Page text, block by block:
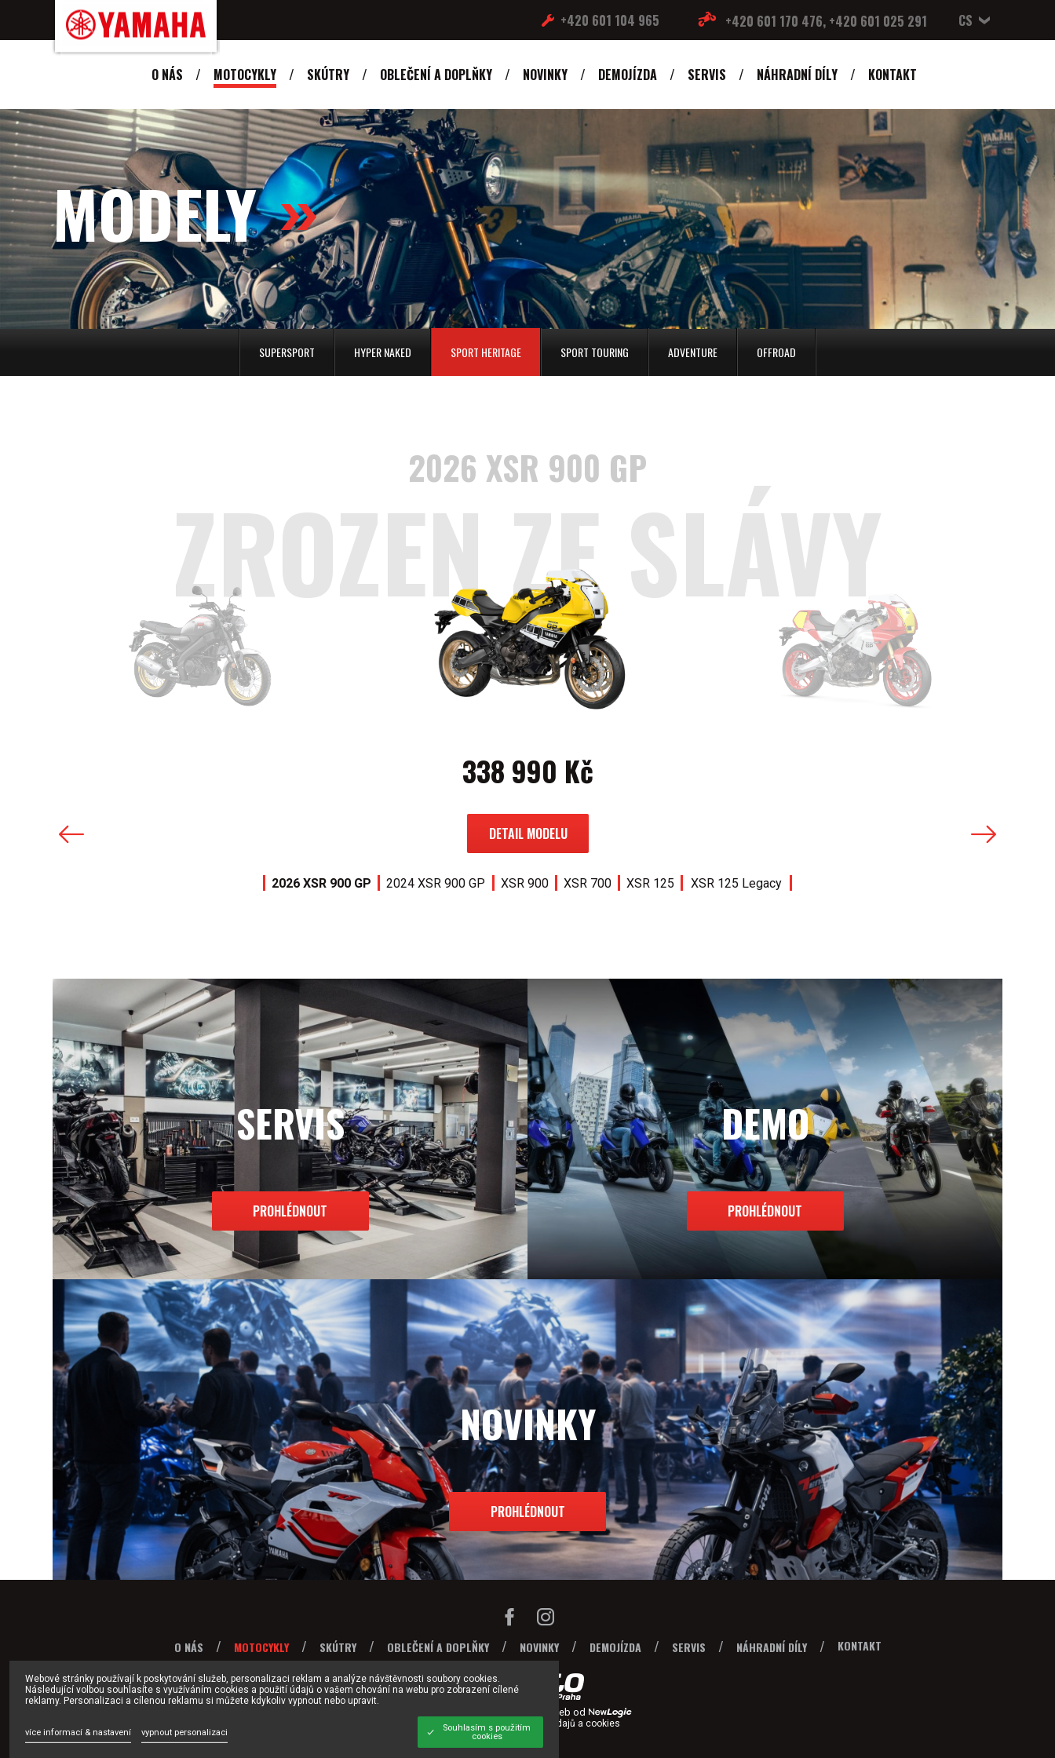
+420 601 104 965 +420 601 170 476, +420 601 025 291 CS
O NÁS MOTOCYKLY SKÚTRY OBLEČENÍ A DOPLŇKY NOVINKY DEMOJÍZDA SERVIS NÁHRADNÍ DÍLY KONTAKT
MODELY
SUPERSPORT HYPER NAKED SPORT HERITAGE SPORT TOURING ADVENTURE OFFROAD
2026 XSR 900 GP
ZROZEN ZE SLÁVY
338 990 Kč
DETAIL MODELU
2026 XSR 900 GP 2024 XSR 900 GP XSR 900 XSR 700 XSR 125 XSR 125 Legacy
SERVIS
PROHLÉDNOUT
DEMO
PROHLÉDNOUT
NOVINKY
PROHLÉDNOUT
© 2026 Y Moto Praha s.r.o. / Web od
Zásady ochrany osobních údajů a cookies
O NÁS MOTOCYKLY SKÚTRY OBLEČENÍ A DOPLŇKY NOVINKY DEMOJÍZDA SERVIS NÁHRADNÍ DÍLY KONTAKT
Webové stránky používají k poskytování služeb, personalizaci reklam a analýze návštěvnosti soubory cookies.
Následující volbou souhlasíte s využíváním cookies a použití údajů o vašem chování na webu pro zobrazení cílené
reklamy. Personalizaci a cílenou reklamu si můžete kdykoliv vypnout nebo upravit.
více informací & nastavení vypnout personalizaci
Souhlasím s použitím
cookies